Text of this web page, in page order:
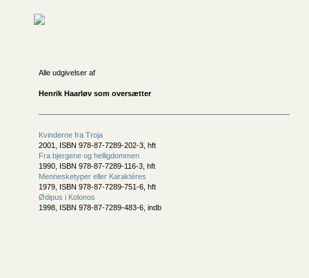
Alle udgivelser af
Henrik Haarløv som oversætter
Kvinderne fra Troja
2001, ISBN 978-87-7289-202-3, hft
Fra bjergene og helligdommen
1990, ISBN 978-87-7289-116-3, hft
Mennesketyper eller Karaktéres
1979, ISBN 978-87-7289-751-6, hft
Ødipus i Kolonos
1998, ISBN 978-87-7289-483-6, indb